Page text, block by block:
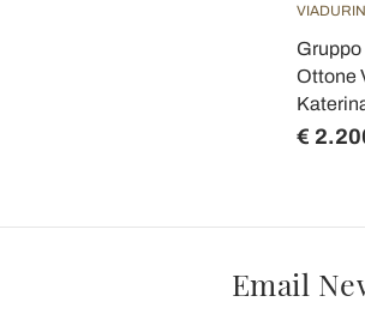
Ottone
€
Email